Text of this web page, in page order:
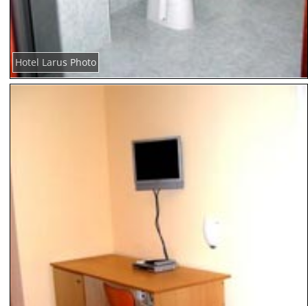
Hotel Larus Photo